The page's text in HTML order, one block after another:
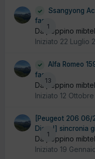
1
Ssangyong
fase
Da peppino mibtel
Iniziato 22 Luglio
13
Alfa Romeo
fase
Da peppino mibtel
Iniziato 12 Ottobre
1
[Peugeot 206
Diesel] sincronia
Da peppino mibtel
Iniziato 19